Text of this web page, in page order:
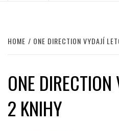
HOME ONE DIRECTION VYDAJÍ
ONE
2 KNIHY